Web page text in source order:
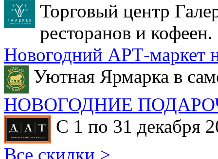
Торговый центр
ресторанов и кофеен.
Новогодний АРТ-маркет
Уютная Ярмарка в
НОВОГОДНИЕ
С 1 по 31 декабря
Все скидки >